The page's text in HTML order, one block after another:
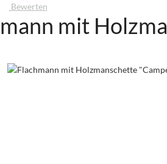
Bewertung von 0 von 5 Sternen
Bewerten
mit